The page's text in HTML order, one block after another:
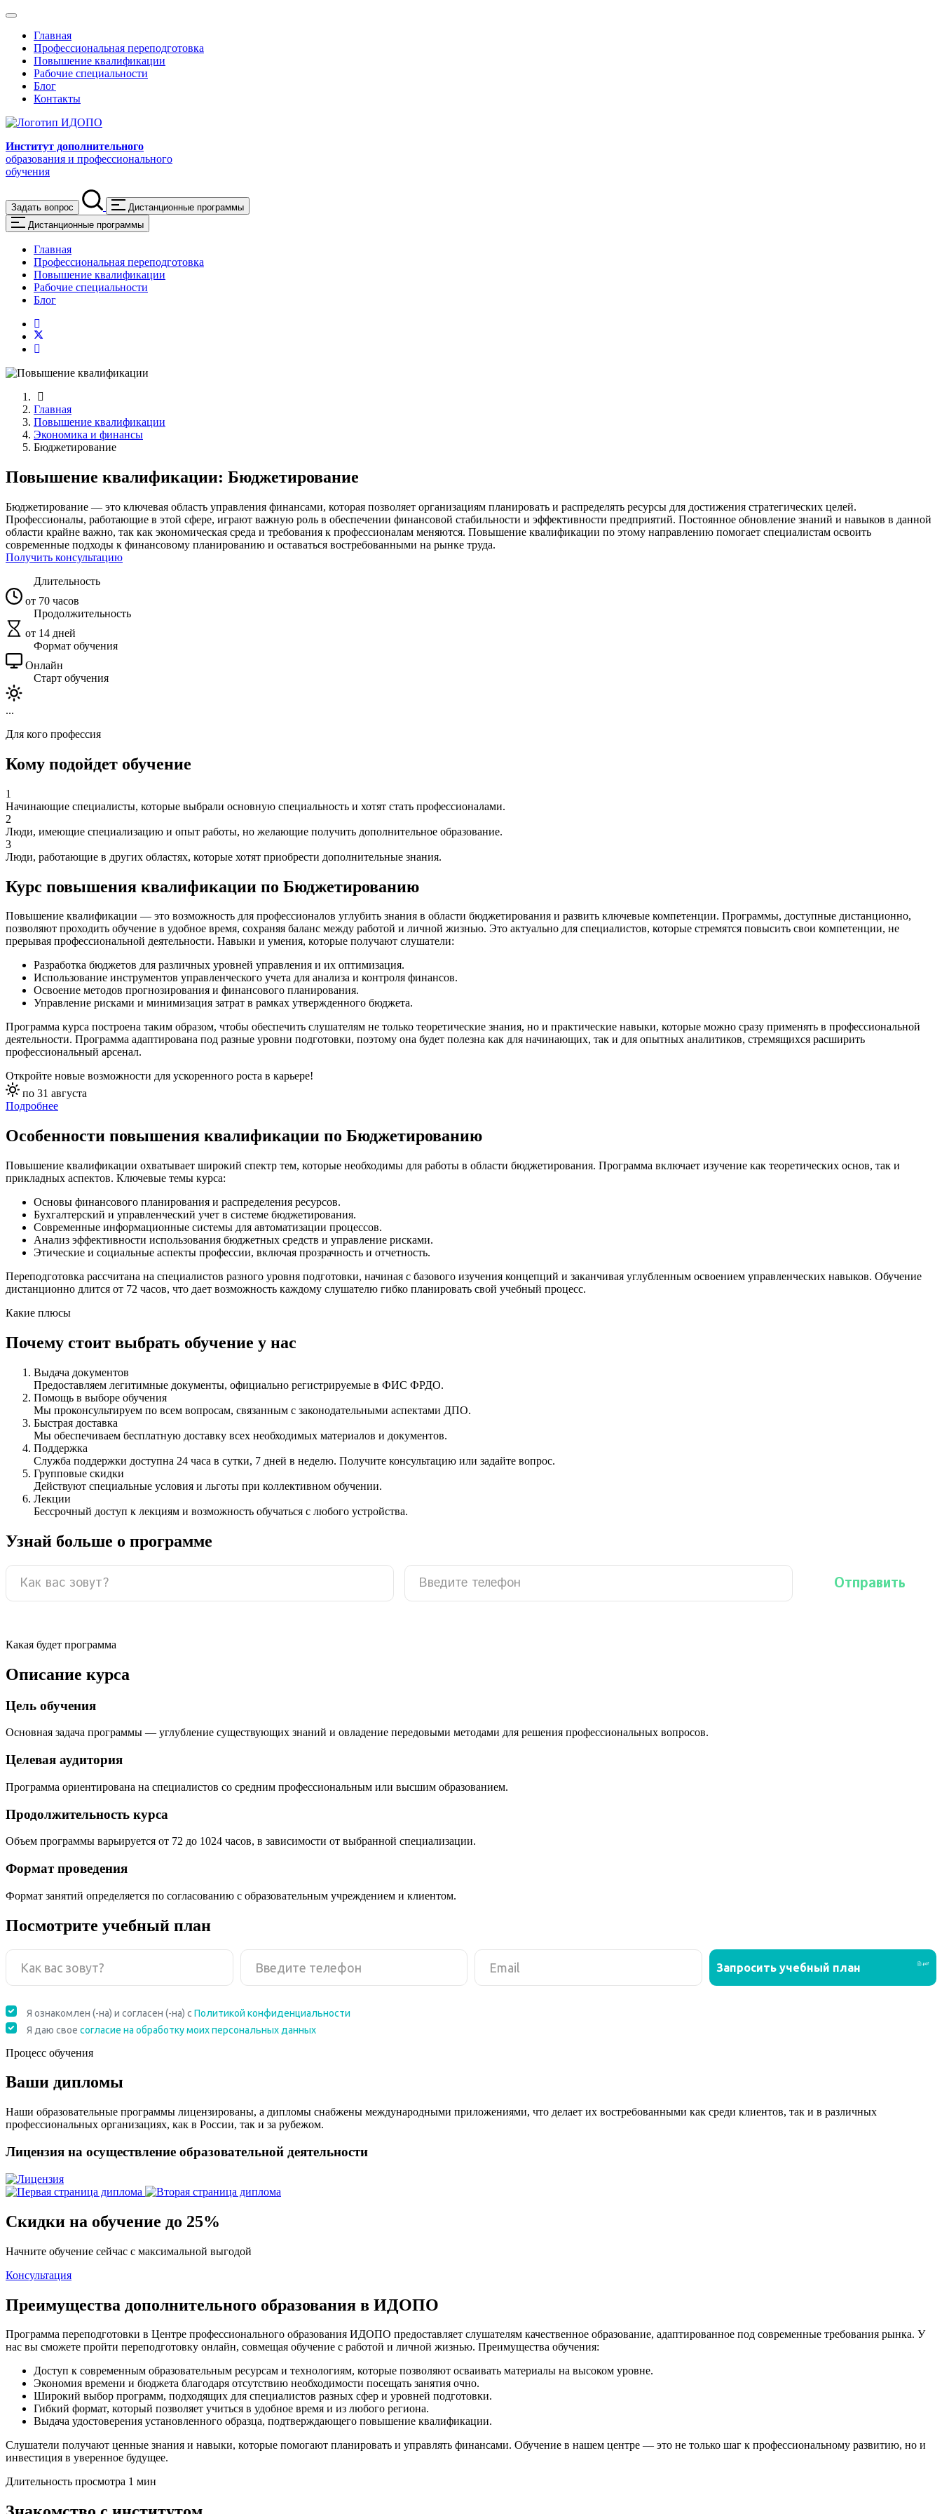
Главная
Профессиональная переподготовка
Повышение квалификации
Рабочие специальности
Блог
Контакты
Институт дополнительного
образования и профессионального
обучения
Задать вопрос
Дистанционные программы
Дистанционные программы
Главная
Профессиональная переподготовка
Повышение квалификации
Рабочие специальности
Блог
Главная
Повышение квалификации
Экономика и финансы
Бюджетирование
Повышение квалификации: Бюджетирование
Бюджетирование — это ключевая область управления финансами, которая позволяет организациям планировать и распределять ресурсы для достижения стратегических целей.
Профессионалы, работающие в этой сфере, играют важную роль в обеспечении финансовой стабильности и эффективности предприятий. Постоянное обновление знаний и навыков в данной
области крайне важно, так как экономическая среда и требования к профессионалам меняются. Повышение квалификации по этому направлению помогает специалистам освоить
современные подходы к финансовому планированию и оставаться востребованными на рынке труда.
Получить консультацию
Длительность
от 70 часов
Продолжительность
от 14 дней
Формат обучения
Онлайн
Старт обучения
...
Для кого профессия
Кому подойдет обучение
1
Начинающие специалисты, которые выбрали основную специальность и хотят стать профессионалами.
2
Люди, имеющие специализацию и опыт работы, но желающие получить дополнительное образование.
3
Люди, работающие в других областях, которые хотят приобрести дополнительные знания.
Курс повышения квалификации по Бюджетированию
Повышение квалификации — это возможность для профессионалов углубить знания в области бюджетирования и развить ключевые компетенции. Программы, доступные дистанционно,
позволяют проходить обучение в удобное время, сохраняя баланс между работой и личной жизнью. Это актуально для специалистов, которые стремятся повысить свои компетенции, не
прерывая профессиональной деятельности. Навыки и умения, которые получают слушатели:
Разработка бюджетов для различных уровней управления и их оптимизация.
Использование инструментов управленческого учета для анализа и контроля финансов.
Освоение методов прогнозирования и финансового планирования.
Управление рисками и минимизация затрат в рамках утвержденного бюджета.
Программа курса построена таким образом, чтобы обеспечить слушателям не только теоретические знания, но и практические навыки, которые можно сразу применять в профессиональной
деятельности. Программа адаптирована под разные уровни подготовки, поэтому она будет полезна как для начинающих, так и для опытных аналитиков, стремящихся расширить
профессиональный арсенал.
Откройте новые возможности для ускоренного роста в карьере!
по 31 августа
Подробнее
Особенности повышения квалификации по Бюджетированию
Повышение квалификации охватывает широкий спектр тем, которые необходимы для работы в области бюджетирования. Программа включает изучение как теоретических основ, так и
прикладных аспектов. Ключевые темы курса:
Основы финансового планирования и распределения ресурсов.
Бухгалтерский и управленческий учет в системе бюджетирования.
Современные информационные системы для автоматизации процессов.
Анализ эффективности использования бюджетных средств и управление рисками.
Этические и социальные аспекты профессии, включая прозрачность и отчетность.
Переподготовка рассчитана на специалистов разного уровня подготовки, начиная с базового изучения концепций и заканчивая углубленным освоением управленческих навыков. Обучение
дистанционно длится от 72 часов, что дает возможность каждому слушателю гибко планировать свой учебный процесс.
Какие плюсы
Почему стоит выбрать обучение у нас
Выдача документов
Предоставляем легитимные документы, официально регистрируемые в ФИС ФРДО.
Помощь в выборе обучения
Мы проконсультируем по всем вопросам, связанным с законодательными аспектами ДПО.
Быстрая доставка
Мы обеспечиваем бесплатную доставку всех необходимых материалов и документов.
Поддержка
Служба поддержки доступна 24 часа в сутки, 7 дней в неделю. Получите консультацию или задайте вопрос.
Групповые скидки
Действуют специальные условия и льготы при коллективном обучении.
Лекции
Бессрочный доступ к лекциям и возможность обучаться с любого устройства.
Узнай больше о программе
Какая будет программа
Описание курса
Цель обучения
Основная задача программы — углубление существующих знаний и овладение передовыми методами для решения профессиональных вопросов.
Целевая аудитория
Программа ориентирована на специалистов со средним профессиональным или высшим образованием.
Продолжительность курса
Объем программы варьируется от 72 до 1024 часов, в зависимости от выбранной специализации.
Формат проведения
Формат занятий определяется по согласованию с образовательным учреждением и клиентом.
Посмотрите учебный план
Процесс обучения
Ваши дипломы
Наши образовательные программы лицензированы, а дипломы снабжены международными приложениями, что делает их востребованными как среди клиентов, так и в различных
профессиональных организациях, как в России, так и за рубежом.
Лицензия на осуществление образовательной деятельности
Скидки на обучение до 25%
Начните обучение сейчас с максимальной выгодой
Консультация
Преимущества дополнительного образования в ИДОПО
Программа переподготовки в Центре профессионального образования ИДОПО предоставляет слушателям качественное образование, адаптированное под современные требования рынка. У
нас вы сможете пройти переподготовку онлайн, совмещая обучение с работой и личной жизнью. Преимущества обучения:
Доступ к современным образовательным ресурсам и технологиям, которые позволяют осваивать материалы на высоком уровне.
Экономия времени и бюджета благодаря отсутствию необходимости посещать занятия очно.
Широкий выбор программ, подходящих для специалистов разных сфер и уровней подготовки.
Гибкий формат, который позволяет учиться в удобное время и из любого региона.
Выдача удостоверения установленного образца, подтверждающего повышение квалификации.
Слушатели получают ценные знания и навыки, которые помогают планировать и управлять финансами. Обучение в нашем центре — это не только шаг к профессиональному развитию, но и
инвестиция в уверенное будущее.
Длительность просмотра 1 мин